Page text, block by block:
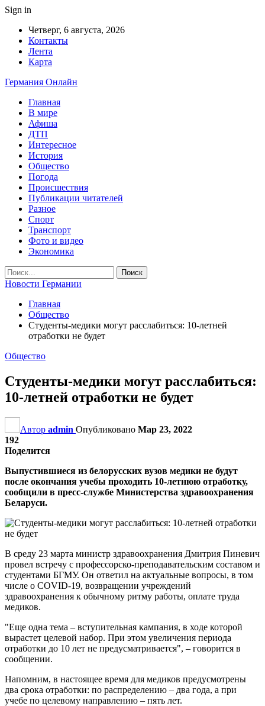
Sign in
Четверг, 6 августа, 2026
Контакты
Лента
Карта
Германия Онлайн
Главная
В мире
Афиша
ДТП
Интересное
История
Общество
Погода
Происшествия
Публикации читателей
Разное
Спорт
Транспорт
Фото и видео
Экономика
Новости Германии
Главная
Общество
Студенты-медики могут расслабиться: 10-летней
отработки не будет
Общество
Студенты-медики могут расслабиться:
10-летней отработки не будет
Автор admin Опубликовано Мар 23, 2022
192
Поделится
Выпустившиеся из белорусских вузов медики не будут
после окончания учебы проходить 10-летнюю отработку,
сообщили в пресс-службе Министерства здравоохранения
Беларуси.
В среду 23 марта министр здравоохранения Дмитрия Пиневич
провел встречу с профессорско-преподавательским составом и
студентами БГМУ. Он ответил на актуальные вопросы, в том
числе о COVID-19, возвращении учреждений
здравоохранения к обычному ритму работы, оплате труда
медиков.
"Еще одна тема – вступительная кампания, в ходе которой
вырастет целевой набор. При этом увеличения периода
отработки до 10 лет не предусматривается", – говорится в
сообщении.
Напомним, в настоящее время для медиков предусмотрены
два срока отработки: по распределению – два года, а при
учебе по целевому направлению – пять лет.